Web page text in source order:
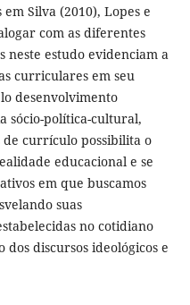
Silva (2010), Lopes e
com as diferentes
neste estudo evidenciam a
curriculares em seu
desenvolvimento
sócio-política-cultural,
de currículo possibilita o
educacional e se
em que buscamos
suas
no cotidiano
dos discursos ideológicos e